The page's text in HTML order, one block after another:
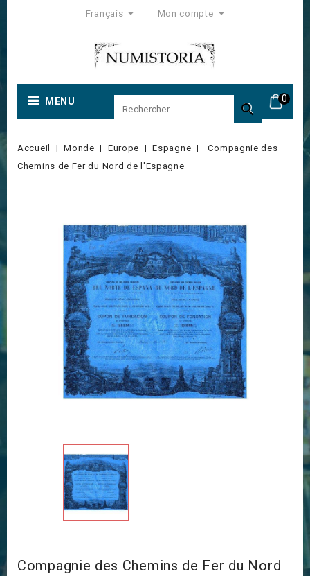
Français Mon compte
0
MENU 
Accueil Monde Europe Espagne
Compagnie des
Chemins de Fer du Nord de l'Espagne
Compagnie des Chemins de Fer du Nord